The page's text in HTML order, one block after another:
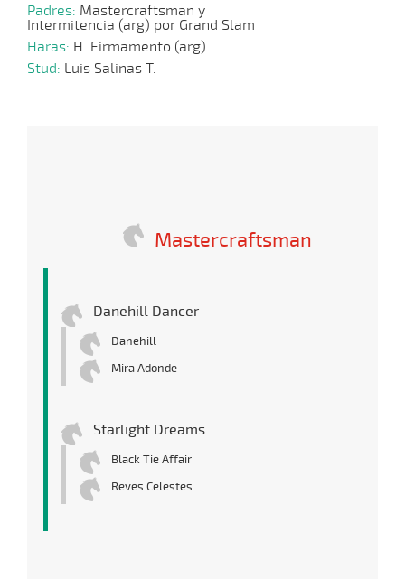
Padres: Mastercraftsman y
Intermitencia (arg) por Grand Slam
Haras: H. Firmamento (arg)
Stud: Luis Salinas T.
Mastercraftsman
Danehill Dancer
Danehill
Mira Adonde
Starlight Dreams
Black Tie Affair
Reves Celestes